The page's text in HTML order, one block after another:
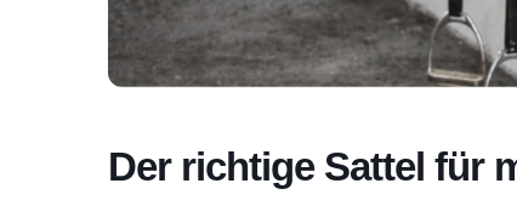
Der richtige Sattel für